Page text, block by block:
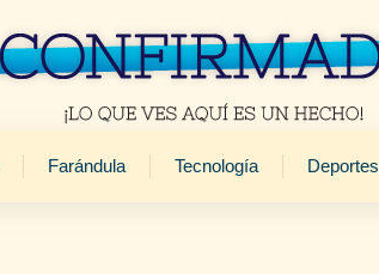
Farándula Tecnología Deportes